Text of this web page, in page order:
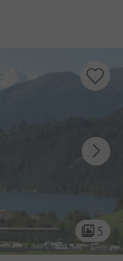
5